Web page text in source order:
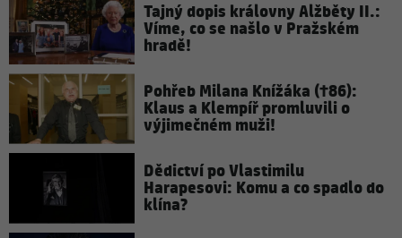
Tajný dopis královny Alžběty II.:
Víme, co se našlo v Pražském
hradě!
Pohřeb Milana Knížáka (†86):
Klaus a Klempíř promluvili o
výjimečném muži!
Dědictví po Vlastimilu
Harapesovi: Komu a co spadlo do
klína?